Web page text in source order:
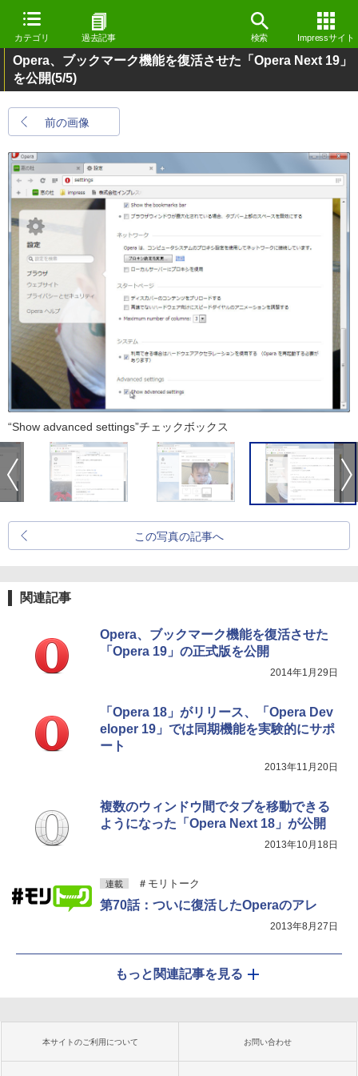
カテゴリ 過去記事 検索 Impressサイト
Opera、ブックマーク機能を復活させた「Opera Next 19」
を公開(5/5)
前の画像
“Show advanced settings”チェックボックス
この写真の記事へ
関連記事
Opera、ブックマーク機能を復活させた
「Opera 19」の正式版を公開
2014年1月29日
「Opera 18」がリリース、「Opera Dev
eloper 19」では同期機能を実験的にサポ
ート
2013年11月20日
複数のウィンドウ間でタブを移動できる
ようになった「Opera Next 18」が公開
2013年10月18日
連載 ＃モリトーク
第70話：ついに復活したOperaのアレ
2013年8月27日
もっと関連記事を見る
本サイトのご利用について お問い合わせ